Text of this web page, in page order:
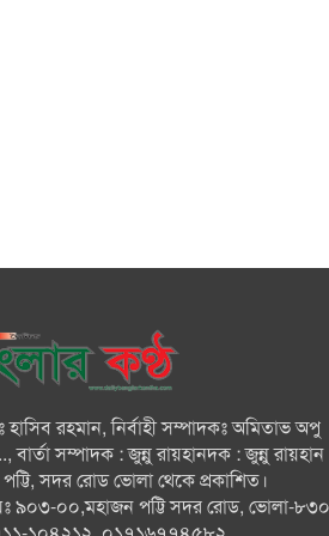
হাসিব রহমান, নির্বাহী সম্পাদকঃ অমিতাভ অপু
বার্তা সম্পাদক : জুন্নু রায়হানদক : জুন্নু রায়হান
পট্টি, সদর রোড ভোলা থেকে প্রকাশিত।
৯০৩-০০,মহাজন পট্টি সদর রোড, ভোলা-